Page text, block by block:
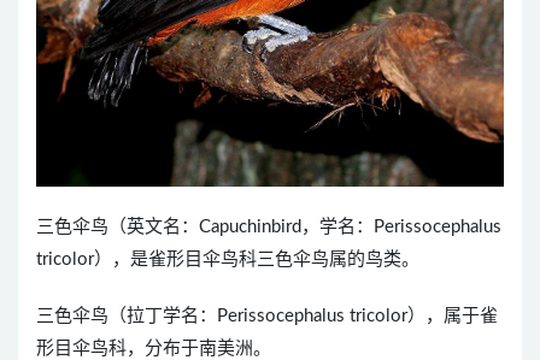
三色伞鸟（英文名：Capuchinbird，学名：Perissocephalus
tricolor），是雀形目伞鸟科三色伞鸟属的鸟类。
三色伞鸟（拉丁学名：Perissocephalus tricolor），属于雀
形目伞鸟科，分布于南美洲。